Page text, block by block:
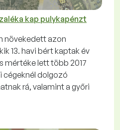
kap pulykapénzt
növekedett azon
13. havi bért kaptak év
mértéke lett több 2017
cégeknél dolgozó
rá, valamint a győri